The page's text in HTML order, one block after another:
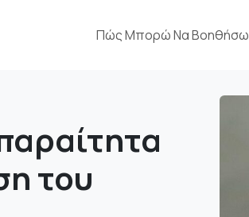
Πώς Μπορώ Να Βοηθήσω
του